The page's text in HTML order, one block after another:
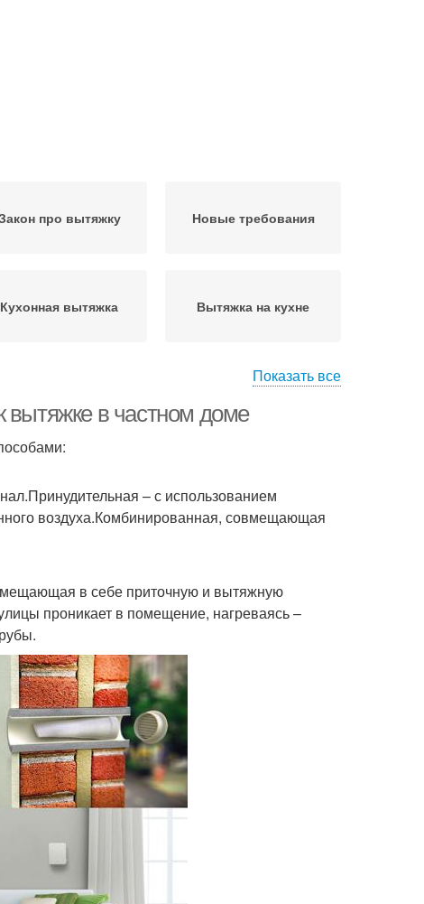
про вытяжку Новые требования
Кухонная вытяжка Вытяжка на кухне
Показать все
вытяжке в частном доме
– с использованием
воздуха.Комбинированная, совмещающая
в себе приточную и вытяжную
проникает в помещение, нагреваясь –